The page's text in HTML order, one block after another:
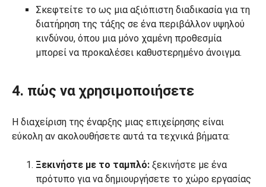
Σκεφτείτε το ως μια αξιόπιστη διαδικασία για τη
διατήρηση της τάξης σε ένα περιβάλλον υψηλού
κινδύνου, όπου μια μόνο χαμένη προθεσμία
μπορεί να προκαλέσει καθυστερημένο άνοιγμα.
4. πώς να χρησιμοποιήσετε
Η διαχείριση της έναρξης μιας επιχείρησης είναι
εύκολη αν ακολουθήσετε αυτά τα τεχνικά βήματα:
Ξεκινήστε με το ταμπλό: ξεκινήστε με ένα
πρότυπο για να δημιουργήσετε το χώρο εργασίας